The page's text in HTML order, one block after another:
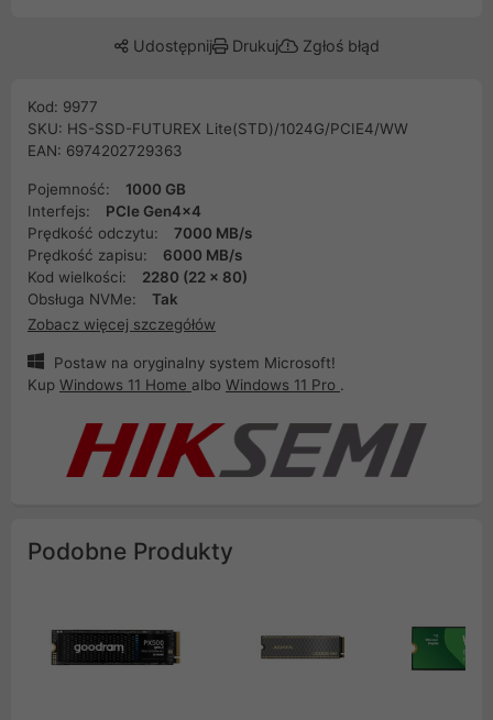
Udostępnij Drukuj Zgłoś błąd
Kod: 9977
SKU: HS-SSD-FUTUREX Lite(STD)/1024G/PCIE4/WW
EAN: 6974202729363
Pojemność:
1000 GB
Interfejs:
PCIe Gen4x4
Prędkość odczytu:
7000 MB/s
Prędkość zapisu:
6000 MB/s
Kod wielkości:
2280 (22 x 80)
Obsługa NVMe:
Tak
Zobacz więcej szczegółów
Postaw na oryginalny system Microsoft!
Kup Windows 11 Home albo Windows 11 Pro .
Podobne Produkty